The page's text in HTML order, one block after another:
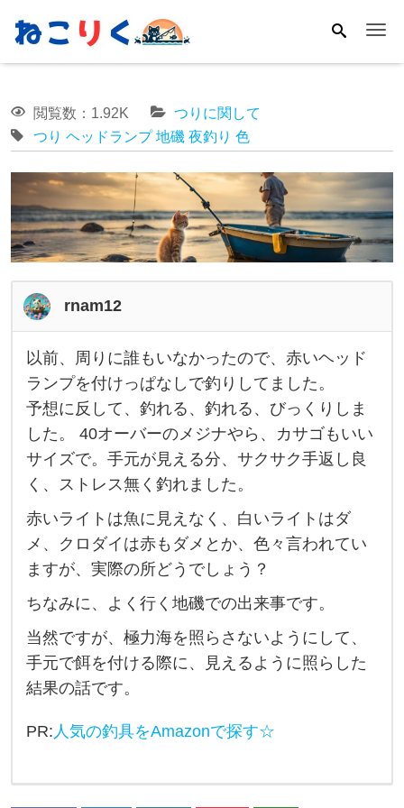
閲覧数：1.92K
つりに関して
つり ヘッドランプ 地磯 夜釣り 色
rnam12
以
前
、
周
り
に
誰
も
い
な
か
っ
た
の
、
以前、周りに誰もいなかったので、赤いヘッド
ランプを付けっぱなしで釣りしてました。
予想に反して、釣れる、釣れる、びっくりしま
した。 40オーバーのメジナやら、カサゴもいい
サイズで。手元が見える分、サクサク手返し良
く、ストレス無く釣れました。
赤いライトは魚に見えなく、白いライトはダ
メ、クロダイは赤もダメとか、色々言われてい
ますが、実際の所どうでしょう？
ちなみに、よく行く地磯での出来事です。
当然ですが、極力海を照らさないようにして、
手元で餌を付ける際に、見えるように照らした
結果の話です。
PR: 人気の釣具をAmazonで探す☆